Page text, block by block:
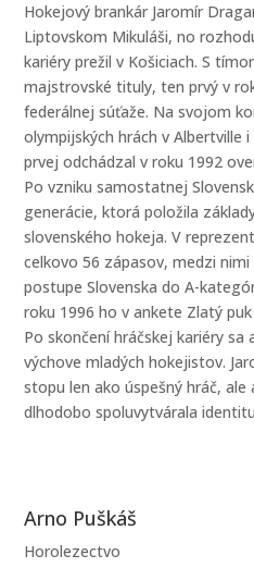
Hokejový brankár Jaromír
Liptovskom Mikuláši, no
kariéry prežil v Košiciach. S
majstrovské tituly, ten prvý v
federálnej súťaže. Na svojom
olympijských hrách v Albertville
prvej odchádzal v roku 1992
Po vzniku samostatnej
generácie, ktorá položila
slovenského hokeja. V
celkovo 56 zápasov, medzi
postupe Slovenska do A-
roku 1996 ho v ankete Zlatý
Po skončení hráčskej kariéry
výchove mladých hokejistov.
stopu len ako úspešný hráč,
dlhodobo spoluvytvárala
Arno Puškáš
Horolezectvo